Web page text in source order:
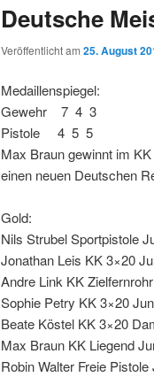
Deutsche
Veröffentlicht am 25. August
Medaillenspiegel:
Gewehr 7 4 3
Pistole 4 5 5
Max Braun gewinnt im
einen neuen Deutschen
Gold:
Nils Strubel Sportpistole
Jonathan Leis KK 3×20
Andre Link KK
Sophie Petry KK 3×20
Beate Köstel KK 3×20
Max Braun KK Liegend
Robin Walter Freie